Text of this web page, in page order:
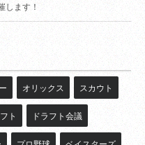
します！
オリックス スカウト
ト ドラフト会議